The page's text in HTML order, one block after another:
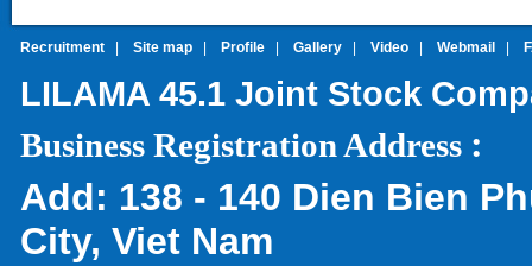
Recruitment Site map Profile Gallery Video Webmail
LILAMA 45.1 Joint Stock
Business Registration Address :
Add: 138 - 140 Dien Bien
City, Viet Nam